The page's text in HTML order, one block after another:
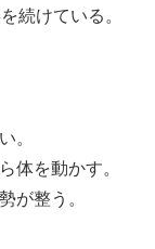
続けている。
。
体を動かす。
が整う。